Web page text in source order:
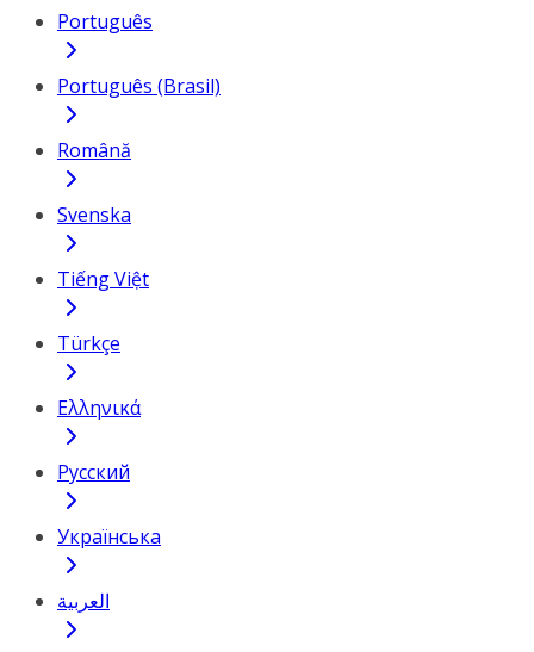
Português
Português (Brasil)
Română
Svenska
Tiếng Việt
Türkçe
Ελληνικά
Русский
Українська
العربية